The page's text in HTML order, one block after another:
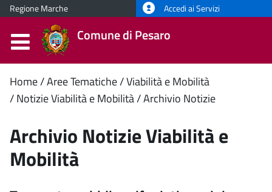
Regione Marche Accedi ai Servizi
Comune di Pesaro
Contenuto
Home Aree Tematiche Viabilità e Mobilità
Notizie Viabilità e Mobilità Archivio Notizie
Archivio Notizie Viabilità e
Mobilità